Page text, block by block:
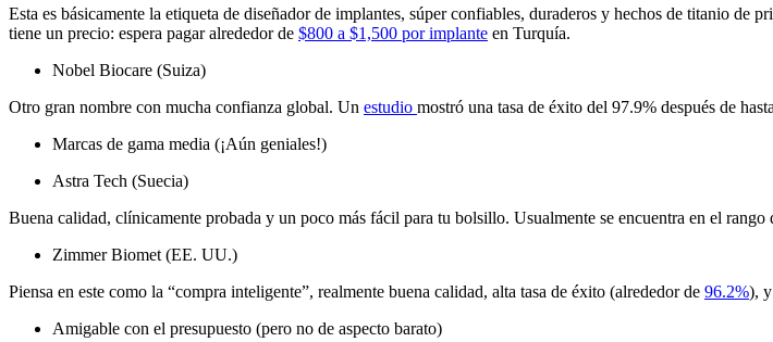
Esta es básicamente la etiqueta de diseñador de implantes, súper confiables, duraderos y hechos de titanio de
tiene un precio: espera pagar alrededor de $800 a $1,500 por implante en Turquía.
Nobel Biocare (Suiza)
Otro gran nombre con mucha confianza global. Un estudio mostró una tasa de éxito del 97.9% después de
Marcas de gama media (¡Aún geniales!)
Astra Tech (Suecia)
Buena calidad, clínicamente probada y un poco más fácil para tu bolsillo. Usualmente se encuentra en el
Zimmer Biomet (EE. UU.)
Piensa en este como la “compra inteligente”, realmente buena calidad, alta tasa de éxito (alrededor de 96.2%),
Amigable con el presupuesto (pero no de aspecto barato)